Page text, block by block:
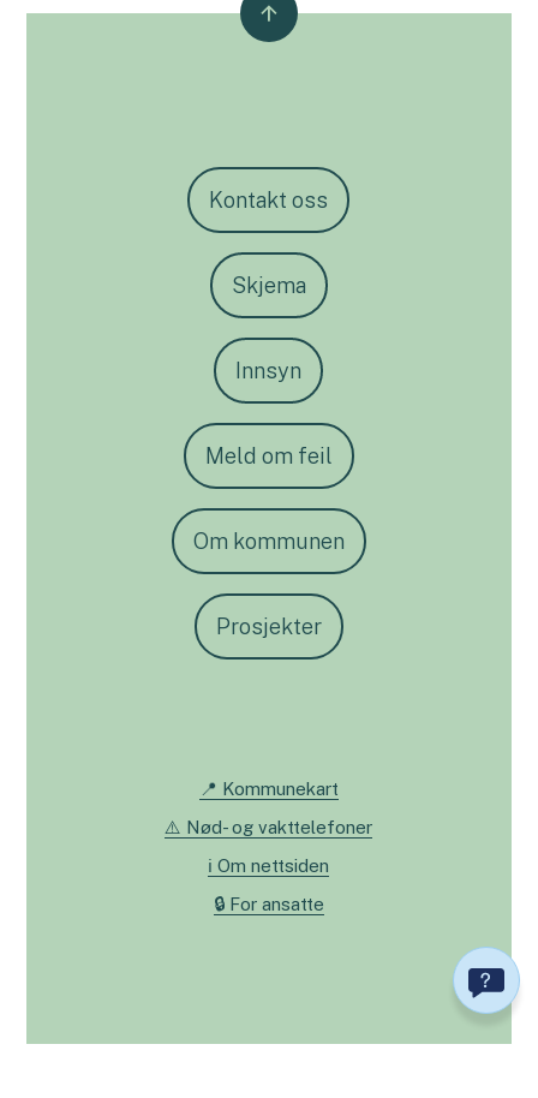
Kontakt oss
Skjema
Innsyn
Meld om feil
Om kommunen
Prosjekter
📍 Kommunekart
⚠️ Nød- og vakttelefoner
ℹ️ Om nettsiden
🔒 For ansatte